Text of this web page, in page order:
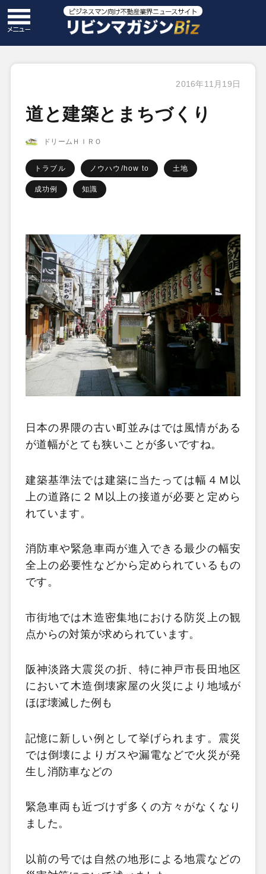
2016年11月19日
道と建築とまちづくり
ドリームＨＩＲＯ
トラブル ノウハウ/how to 土地
成功例 知識
日本の界隈の古い町並みはでは風情がある
が道幅がとても狭いことが多いですね。
建築基準法では建築に当たっては幅４Ｍ以
上の道路に２Ｍ以上の接道が必要と定めら
れています。
消防車や緊急車両が進入できる最少の幅安
全上の必要性などから定められているもの
です。
市街地では木造密集地における防災上の観
点からの対策が求められています。
阪神淡路大震災 の折、特に神戸市長田地区
において木造倒壊家屋の火災により地域が
ほぼ壊滅した例も
記憶に新しい例として挙げられます。震災
では倒壊によりガスや漏電などで火災が発
生し消防車などの
緊急車両も近づけず多くの方々がなくなり
ました。
以前の号では自然の地形による地震などの